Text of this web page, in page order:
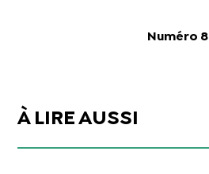
Numéro 8
À LIRE AUSSI